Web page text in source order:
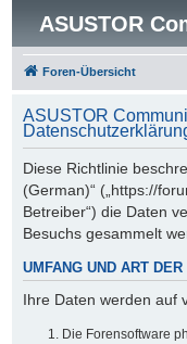
ASUSTOR
Foren-Übersicht
ASUSTOR
Diese Richtlinie
(German)“ („https://
Betreiber“) die Daten
Besuchs gesammelt
UMFANG UND ART
Ihre Daten werden auf
Die Forensoftware